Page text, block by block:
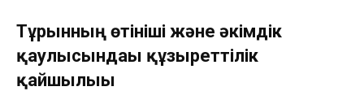
Тұрғынның өтініші және әкімдік
қаулысындағы құзыреттілік
қайшылығы